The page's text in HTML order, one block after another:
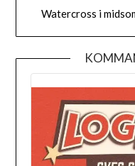
Watercross i